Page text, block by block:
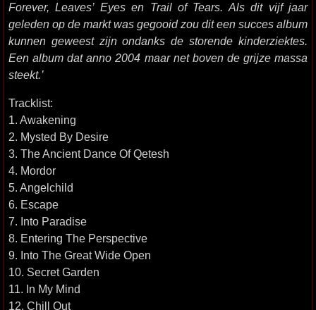
Forever, Leaves’ Eyes en Trail of Tears. Als dit vijf jaar
geleden op de markt was gegooid zou dit een succes album
kunnen geweest zijn ondanks de storende kinderziektes.
Een album dat anno 2004 maar net boven de grijze massa
steekt.’
Tracklist:
1. Awakening
2. Mysted By Desire
3. The Ancient Dance Of Qetesh
4. Mordor
5. Angelchild
6. Escape
7. Into Paradise
8. Entering The Perspective
9. Into The Great Wide Open
10. Secret Garden
11. In My Mind
12. Chill Out